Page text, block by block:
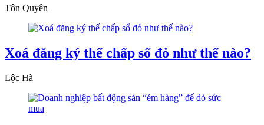
Tôn Quyên
Xoá đăng ký thế chấp sổ đỏ như thế nào?
Lộc Hà